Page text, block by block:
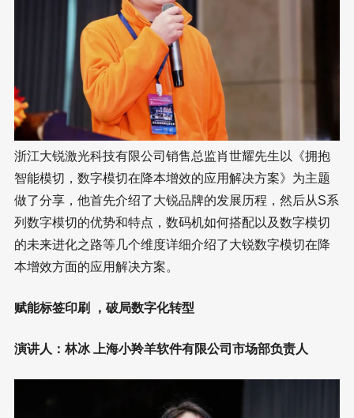
浙江大锐激光科技有限公司销售总监肖世耀先生以《拥抱
智能模切，数字模切在降本增效的应用解决方案》为主题
做了分享，他首先介绍了大锐品牌的发展历程，然后从S系
列数字模切的优势和特点，数码机如何搭配以及数字模切
的未来进化之路等几个维度详细介绍了大锐数字模切在降
本增效方面的应用解决方案。
赋能标签印刷 ，破局数字化转型
演讲人：林冰 上海小羚羊软件有限公司市场部负责人